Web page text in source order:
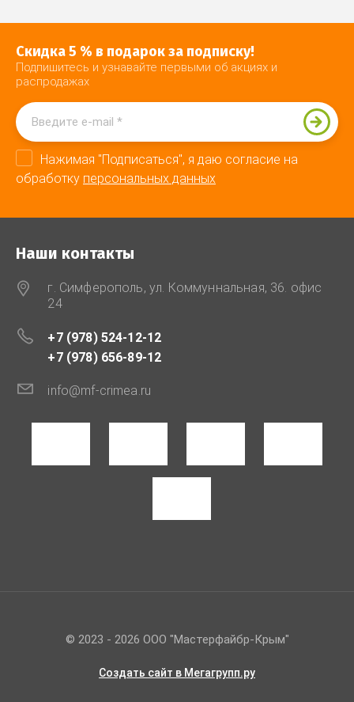
Скидка 5 % в подарок за подписку!
Подпишитесь и узнавайте первыми об акциях и
распродажах
Нажимая "Подписаться", я даю согласие на
обработку персональных данных
Наши контакты
г. Симферополь, ул. Коммуннальная, 36. офис
24
+7 (978) 524-12-12
+7 (978) 656-89-12
info@mf-crimea.ru
© 2023 - 2026 ООО "Мастерфайбр-Крым"
Создать сайт в Мегагрупп.ру